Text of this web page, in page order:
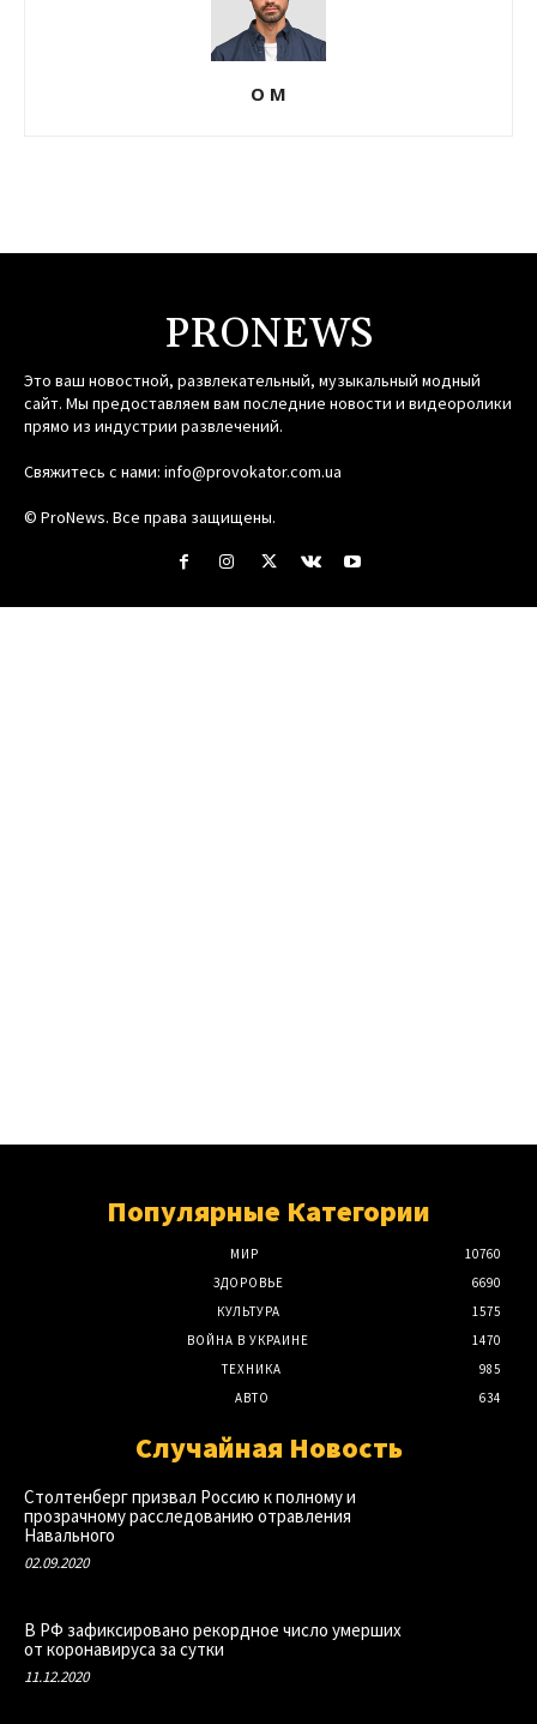
О М
PRONEWS
Это ваш новостной, развлекательный, музыкальный модный
сайт. Мы предоставляем вам последние новости и видеоролики
прямо из индустрии развлечений.
Свяжитесь с нами: info@provokator.com.ua
© ProNews. Все права защищены.
Популярные Категории
МИР
10760
ЗДОРОВЬЕ
6690
КУЛЬТУРА
1575
ВОЙНА В УКРАИНЕ
1470
ТЕХНИКА
985
АВТО
634
Случайная Новость
Столтенберг призвал Россию к полному и
прозрачному расследованию отравления
Навального
02.09.2020
В РФ зафиксировано рекордное число умерших
от коронавируса за сутки
11.12.2020